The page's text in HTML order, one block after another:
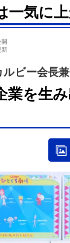
一気に上
新
ビー会長兼
業を生